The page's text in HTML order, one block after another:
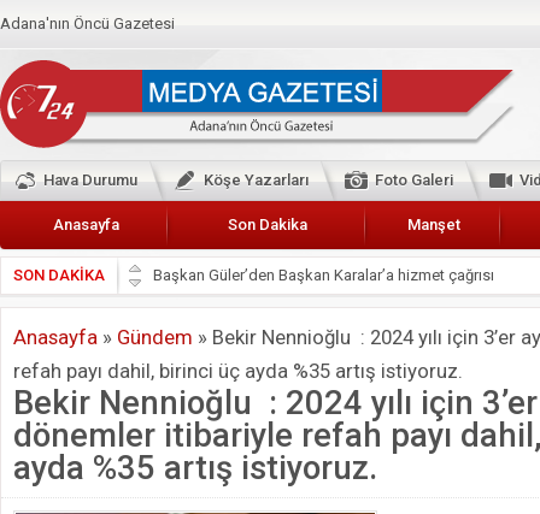
Adana'nın Öncü Gazetesi
Hava Durumu Köşe Yazarları Foto Galeri
Anasayfa Son Dakika Manşet
SON DAKİKA
Başkan Güler’den Başkan Karalar’a hizmet çağrısı
Lokantacılar ve Kebapçılar Esnaf Odası Başkanı Şefik
Hak-İş Abdurrahman Yücel
HDP İL BİNASININ ÖNÜNDE ANNELER TARİH
CEYHAN TİCARET ODASI
Hainler emellerine asla erişemeyecekler
BÖLGEMİZ ÇUKUROVA’DA 2019 YILI PAMUK
Anasayfa » Gündem » Bekir Nennioğlu : 2024 yılı için 3’er
refah payı dahil, birinci üç ayda %35 artış istiyoruz.
Bekir Nennioğlu : 2024 yılı için
dönemler itibariyle refah payı
ayda %35 artış istiyoruz.